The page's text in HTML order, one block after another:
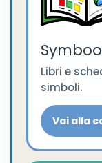
Libri e
simboli.
Vai alla